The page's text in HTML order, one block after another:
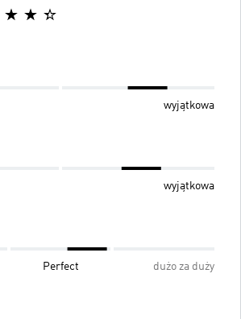
wyjątkowa
wyjątkowa
Perfect dużo za duży